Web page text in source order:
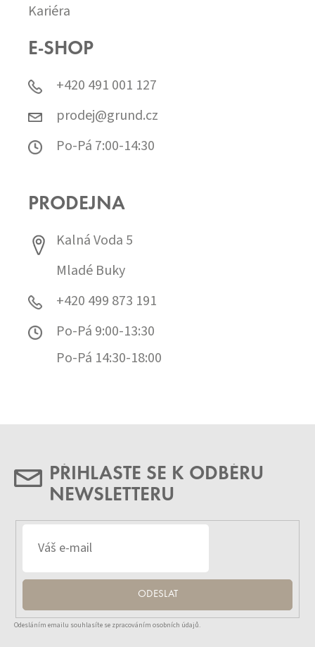
Kariéra
E-SHOP
+420 491 001 127
prodej@grund.cz
Po-Pá 7:00-14:30
PRODEJNA
Kalná Voda 5
Mladé Buky
+420 499 873 191
Po-Pá 9:00-13:30
Po-Pá 14:30-18:00
PŘIHLASTE SE K ODBĚRU
NEWSLETTERU
ODESLAT
Odesláním emailu souhlasíte se zpracováním osobních údajů.